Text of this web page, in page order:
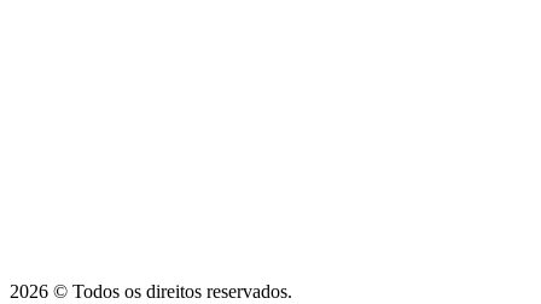
2026 © Todos os direitos reservados.